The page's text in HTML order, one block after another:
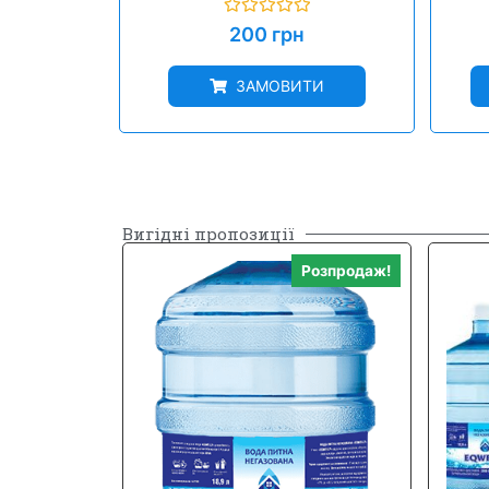
Оцінено
в
5
200 грн
ЗАМОВИТИ
Вигідні пропозиції
Розпродаж!